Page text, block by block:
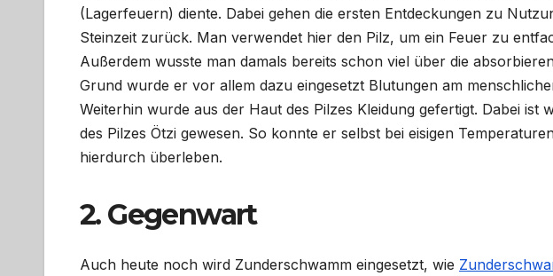
(Lagerfeuern) diente. Dabei gehen die ersten Entdeckungen zu
Steinzeit zurück. Man verwendet hier den Pilz, um ein Feuer zu
Außerdem wusste man damals bereits schon viel über die
Grund wurde er vor allem dazu eingesetzt Blutungen am
Weiterhin wurde aus der Haut des Pilzes Kleidung gefertigt. Dabei ist
des Pilzes Ötzi gewesen. So konnte er selbst bei eisigen
hierdurch überleben.
2. Gegenwart
Auch heute noch wird Zunderschwamm eingesetzt, wie